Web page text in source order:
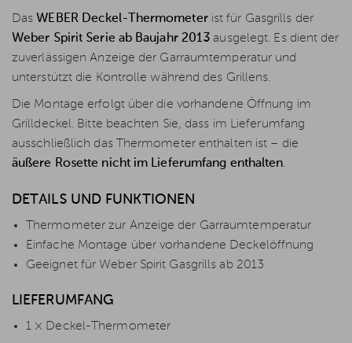
Das WEBER Deckel-Thermometerist für Gasgrills der
Weber Spirit Serie ab Baujahr 2013 ausgelegt. Es dient der
zuverlässigen Anzeige der Garraumtemperatur und
unterstützt die Kontrolle während des Grillens.
Die Montage erfolgt über die vorhandene Öffnung im
Grilldeckel. Bitte beachten Sie, dass im Lieferumfang
ausschließlich das Thermometer enthalten ist – die
äußere Rosette nicht im Lieferumfang enthalten.
DETAILS UND FUNKTIONEN
Thermometer zur Anzeige der Garraumtemperatur
Einfache Montage über vorhandene Deckelöffnung
Geeignet für Weber Spirit Gasgrills ab 2013
LIEFERUMFANG
1 × Deckel-Thermometer